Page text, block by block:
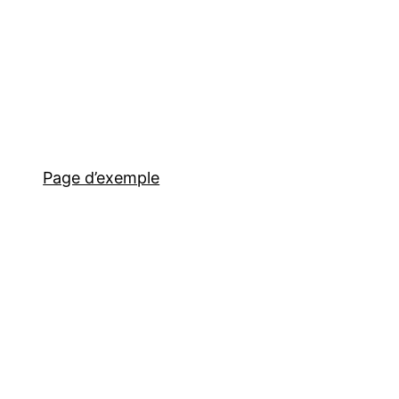
Page d’exemple